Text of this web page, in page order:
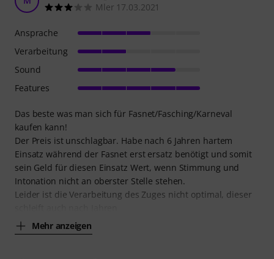
Mler 17.03.2021
Das beste was man sich für Fasnet/Fasching/Karneval
kaufen kann!
Der Preis ist unschlagbar. Habe nach 6 Jahren hartem
Einsatz während der Fasnet erst ersatz benötigt und somit
sein Geld für diesen Einsatz Wert, wenn Stimmung und
Intonation nicht an oberster Stelle stehen.
Leider ist die Verarbeitung des Zuges nicht optimal, dieser
Mehr anzeigen
Ansprache
Verarbeitung
Sound
Features